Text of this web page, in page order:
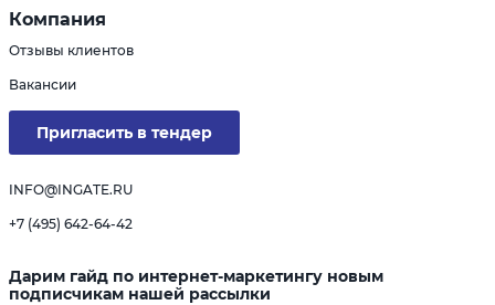
Компания
Отзывы клиентов
Вакансии
Пригласить в тендер
INFO@INGATE.RU
+7 (495) 642-64-42
Дарим гайд по интернет-маркетингу новым
подписчикам нашей рассылки